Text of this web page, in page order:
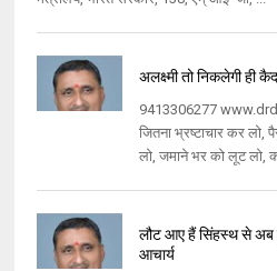
अलक्ष्मी तो निकलेगी ही
9413306277
जितना भ्रष्टाचार कर लो,
लो, जमाने भर को लूट लो,
लौट आए हैं सिंहस्थ से अब
आचार्य